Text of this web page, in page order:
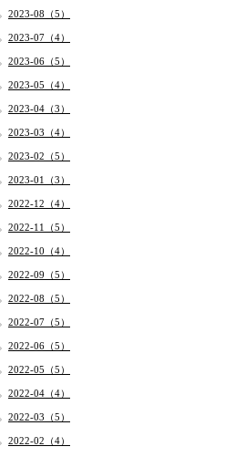
2023-08（5）
2023-07（4）
2023-06（5）
2023-05（4）
2023-04（3）
2023-03（4）
2023-02（5）
2023-01（3）
2022-12（4）
2022-11（5）
2022-10（4）
2022-09（5）
2022-08（5）
2022-07（5）
2022-06（5）
2022-05（5）
2022-04（4）
2022-03（5）
2022-02（4）